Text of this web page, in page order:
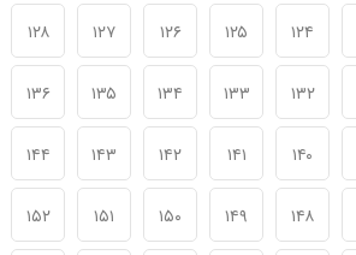
۱۲۴ ۱۲۵ ۱۲۶ ۱۲۷ ۱۲۸
۱۳۲ ۱۳۳ ۱۳۴ ۱۳۵ ۱۳۶
۱۴۰ ۱۴۱ ۱۴۲ ۱۴۳ ۱۴۴
۱۴۸ ۱۴۹ ۱۵۰ ۱۵۱ ۱۵۲